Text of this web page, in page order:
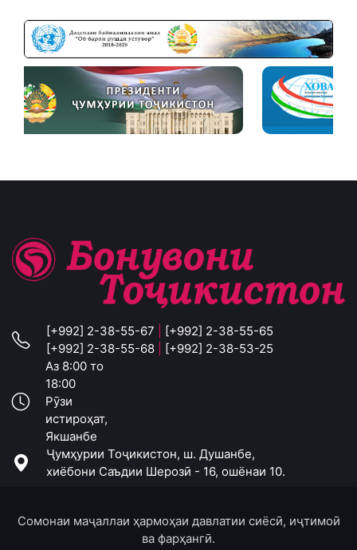
[+992] 2-38-55-67
[+992] 2-38-55-65
[+992] 2-38-55-68
[+992] 2-38-53-25
Аз 8:00 то
18:00
Рӯзи
истироҳат,
Якшанбе
Ҷумҳурии Тоҷикистон, ш. Душанбе,
хиёбони Саъдии Шерозӣ - 16, ошёнаи 10.
Сомонаи маҷаллаи ҳармоҳаи давлатии сиёсӣ, иҷтимоӣ
ва фарҳангӣ.